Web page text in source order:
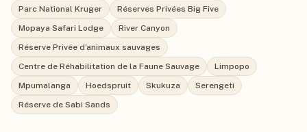
Parc National Kruger
Réserves Privées Big Five
Mopaya Safari Lodge
River Canyon
Réserve Privée d'animaux sauvages
Centre de Réhabilitation de la Faune Sauvage
Limpopo
Mpumalanga
Hoedspruit Skukuza
Serengeti
Réserve de Sabi Sands